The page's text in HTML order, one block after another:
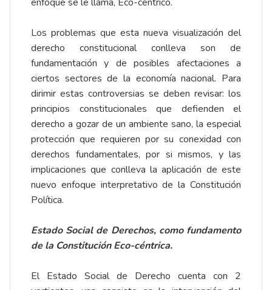
Los problemas que esta nueva visualización del
derecho constitucional conlleva son de
fundamentación y de posibles afectaciones a
ciertos sectores de la economía nacional. Para
dirimir estas controversias se deben revisar: los
principios constitucionales que defienden el
derecho a gozar de un ambiente sano, la especial
protección que requieren por su conexidad con
derechos fundamentales, por si mismos, y las
implicaciones que conlleva la aplicación de este
nuevo enfoque interpretativo de la Constitución
Política.
Estado Social de Derechos, como fundamento
de la Constitución Eco-céntrica.
El Estado Social de Derecho cuenta con 2